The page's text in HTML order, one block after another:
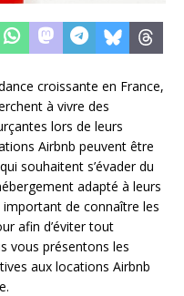
croissante en France,
à vivre des
lors de leurs
Airbnb peuvent être
souhaitent s’évader du
adapté à leurs
de connaître les
afin d’éviter tout
vous présentons les
aux locations Airbnb